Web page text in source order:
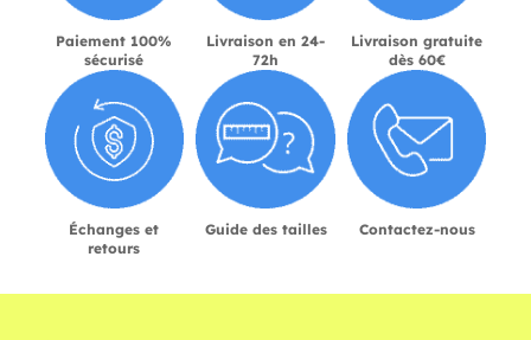
Paiement 100%
sécurisé
Livraison en 24-
72h
Livraison gratuite
dès 60€
Échanges et
retours
Guide des tailles Contactez-nous